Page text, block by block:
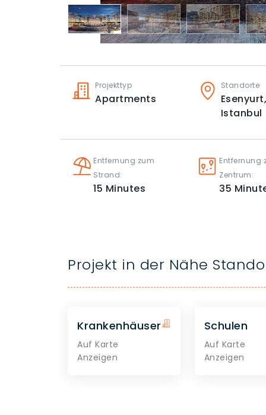
Projekttyp
Apartments
Standorte
Istanbul
Entfernung zum
Strand:
15 Minutes
Entfernung
Zentrum:
35
Projekt in der Nähe
Krankenhäuser
Auf Karte
Anzeigen
Schulen
Auf Karte
Anzeigen